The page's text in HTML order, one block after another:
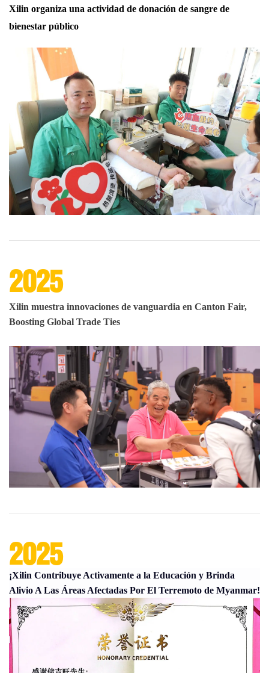
Xilin organiza una actividad de donación de sangre de
bienestar público
2025
Xilin muestra innovaciones de vanguardia en Canton Fair,
Boosting Global Trade Ties
2025
¡Xilin Contribuye Activamente a la Educación y Brinda
Alivio A Las Áreas Afectadas Por El Terremoto de Myanmar!